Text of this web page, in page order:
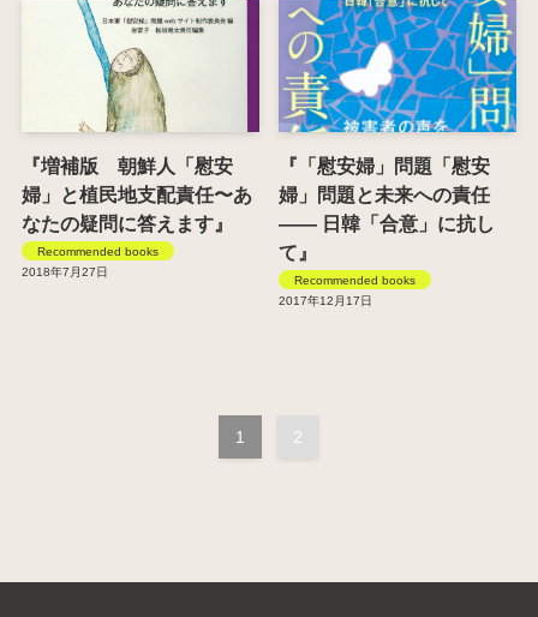
『増補版 朝鮮人「慰安
婦」と植民地支配責任〜あ
なたの疑問に答えます』
2018年7月27日
Recommended books
『「慰安婦」問題「慰安
婦」問題と未来への責任
―― 日韓「合意」に抗し
て』
2017年12月17日
Recommended books
1 2